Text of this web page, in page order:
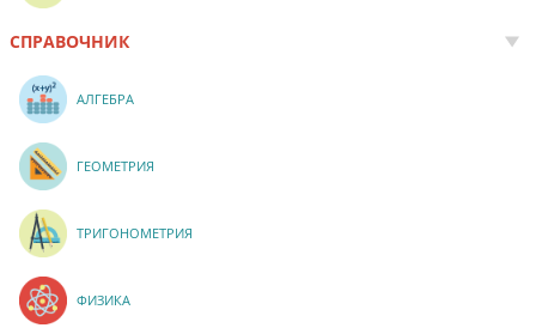
СПРАВОЧНИК
АЛГЕБРА
ГЕОМЕТРИЯ
ТРИГОНОМЕТРИЯ
ФИЗИКА